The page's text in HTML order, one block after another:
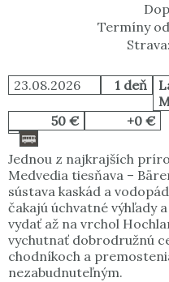
Termíny
23.08.2026 1 deň
50 €
+0 €
Jednou z najkrajších
Medvedia tiesňava –
sústava kaskád a
čakajú úchvatné výhľady
vydať až na vrchol
vychutnať dobrodružnú
chodníkoch a
nezabudnuteľným.